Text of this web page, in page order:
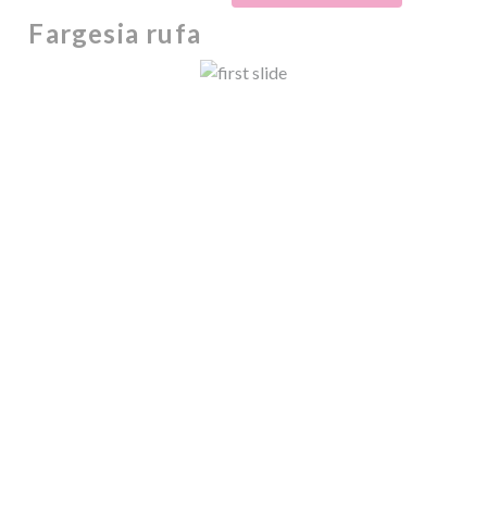
Fargesia rufa